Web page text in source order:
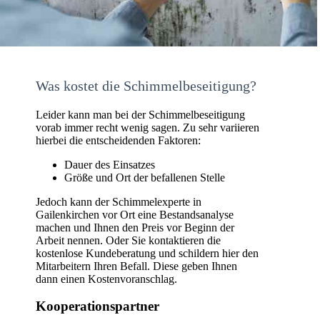
Was kostet die Schimmelbeseitigung?
Leider kann man bei der Schimmelbeseitigung
vorab immer recht wenig sagen. Zu sehr variieren
hierbei die entscheidenden Faktoren:
Dauer des Einsatzes
Größe und Ort der befallenen Stelle
Jedoch kann der Schimmelexperte in
Gailenkirchen vor Ort eine Bestandsanalyse
machen und Ihnen den Preis vor Beginn der
Arbeit nennen. Oder Sie kontaktieren die
kostenlose Kundeberatung und schildern hier den
Mitarbeitern Ihren Befall. Diese geben Ihnen
dann einen Kostenvoranschlag.
Kooperationspartner